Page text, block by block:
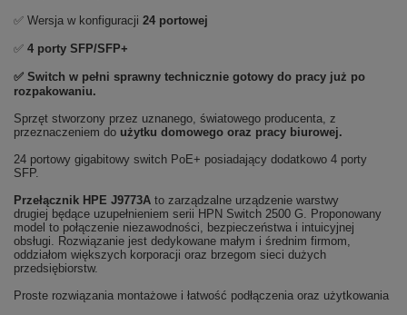
✅ Wersja w konfiguracji 24 portowej
✅ 4 porty SFP/SFP+
✅ Switch w pełni sprawny technicznie gotowy do pracy już po
rozpakowaniu.
Sprzęt stworzony przez uznanego, światowego producenta, z
przeznaczeniem do użytku domowego oraz pracy biurowej.
24 portowy gigabitowy switch PoE+ posiadający dodatkowo 4 porty
SFP.
Przełącznik HPE J9773A to zarządzalne urządzenie warstwy
drugiej będące uzupełnieniem serii HPN Switch 2500 G. Proponowany
model to połączenie niezawodności, bezpieczeństwa i intuicyjnej
obsługi. Rozwiązanie jest dedykowane małym i średnim firmom,
oddziałom większych korporacji oraz brzegom sieci dużych
przedsiębiorstw.
Proste rozwiązania montażowe i łatwość podłączenia oraz użytkowania